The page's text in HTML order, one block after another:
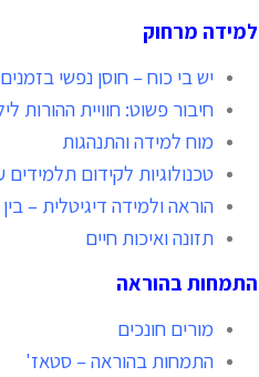
למידה מרחוק
יש בי כוח – חוסן נפשי
חיבור פשוט: חוויית ההורות
מוח למידה והתנהגות
טכנולוגיות לקידום תלמידים
הוראה ולמידה דיגיטלית –
תזונה ואיכות חיים
התמחות בהוראה
מורים חונכים
התמחות בהוראה – סטאז'